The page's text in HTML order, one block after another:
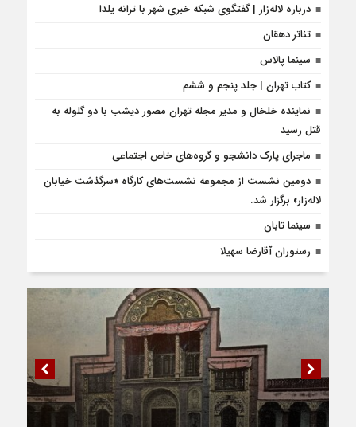
درباره لاله‌زار | گفتگوی شبکه خبری شهر با ترانه یلدا
تئاتر دهقان
سینما پالاس
کتاب تهران | جلد پنجم و ششم
نماینده خلخال و مدیر مجله تهران مصور دیشب با دو گلوله به
قتل رسید
ماجرای پارک دانشجو و گروه‌های خاص اجتماعی
دومین نشست از مجموعه نشست‌های کارگاه «سرگذشت خیابان
لاله‌زار» برگزار شد.
سینما تابان
رستوران آقارضا سهیلا